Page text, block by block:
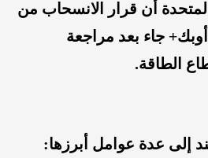
أن قرار الانسحاب من
جاء بعد مراجعة
الطاقة.
إلى عدة عوامل أبرزها: